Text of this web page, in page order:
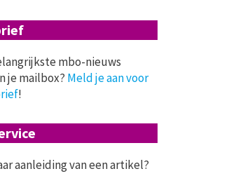
mbo-nieuws
je mailbox? Meld je aan voor
!
aanleiding van een artikel?